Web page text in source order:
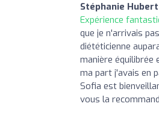
Stéphanie Hubert
Expérience
que je n'arrivais
diététicienne
manière
ma part j'avais en
Sofia est
vous la